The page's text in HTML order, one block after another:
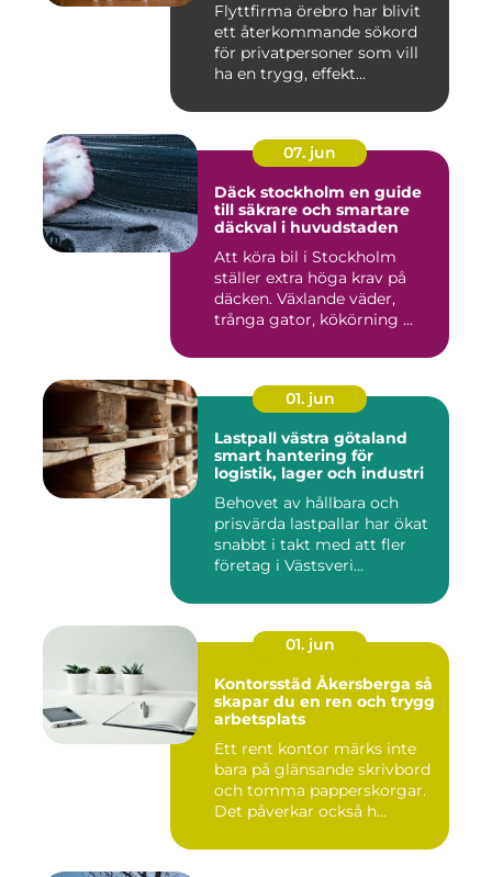
Flyttfirma örebro har blivit
ett återkommande sökord
för privatpersoner som vill
ha en trygg, effekt...
07. jun
Däck stockholm en guide
till säkrare och smartare
däckval i huvudstaden
Att köra bil i Stockholm
ställer extra höga krav på
däcken. Växlande väder,
trånga gator, kökörning ...
01. jun
Lastpall västra götaland
smart hantering för
logistik, lager och industri
Behovet av hållbara och
prisvärda lastpallar har ökat
snabbt i takt med att fler
företag i Västsveri...
01. jun
Kontorsstäd Åkersberga så
skapar du en ren och trygg
arbetsplats
Ett rent kontor märks inte
bara på glänsande skrivbord
och tomma papperskorgar.
Det påverkar också h...